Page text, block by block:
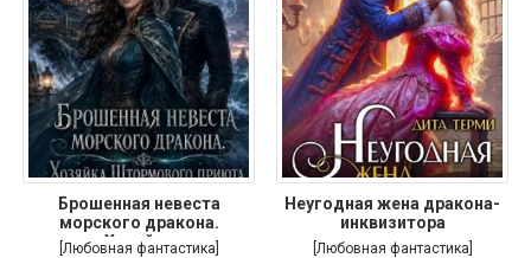
Брошенная невеста
морского дракона.
Хозяйка
[Любовная фантастика]
Неугодная жена дракона-
инквизитора
[Любовная фантастика]